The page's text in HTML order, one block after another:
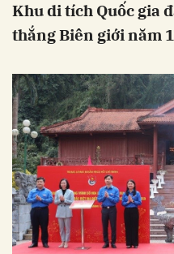
Khu di tích Quốc gia
thắng Biên giới năm